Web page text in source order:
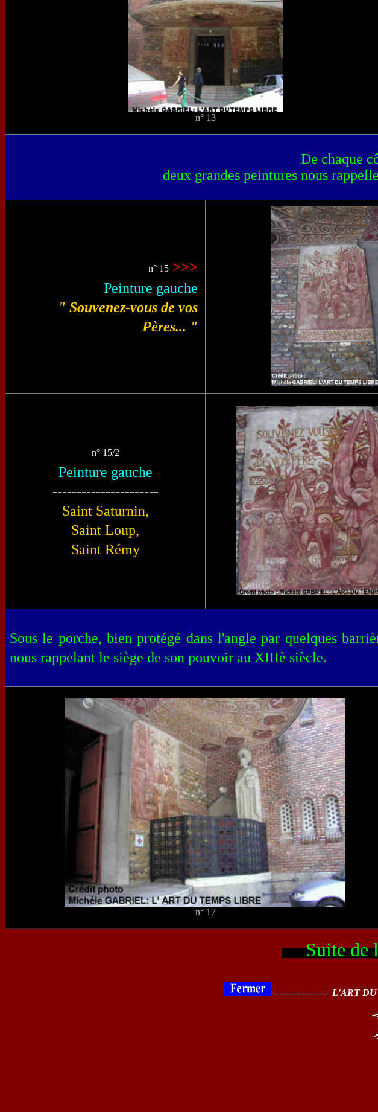
n° 13
De chaque
deux grandes peintures nous
n° 15 >>>
Peinture gauche
" Souvenez-vous de vos
Pères... "
n° 15/2
Peinture gauche
----------------------
Saint Saturnin,
Saint Loup,
Saint Rémy
Sous le porche, bien protégé dans l'angle par quelques
nous rappelant le siège de son pouvoir au XIIIè siècle.
n° 17
Suite de
------------------ L'ART